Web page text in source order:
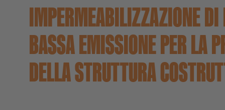
PCI-Fanshop
Istruzioni per lo smaltimento
Colcolatrice del consumo
Referenze
IMPERMEABILIZZAZIONE DI
BASSA EMISSIONE PER LA
DELLA STRUTTURA